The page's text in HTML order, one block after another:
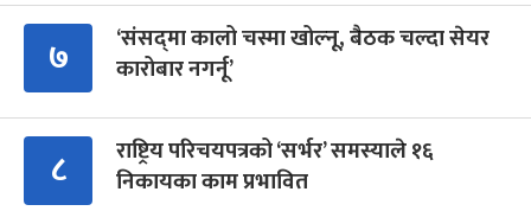
७
‘संसद्‍मा कालो चस्मा खोल्नू, बैठक चल्दा सेयर
कारोबार नगर्नू’
८
राष्ट्रिय परिचयपत्रको ‘सर्भर’ समस्याले १६
निकायका काम प्रभावित